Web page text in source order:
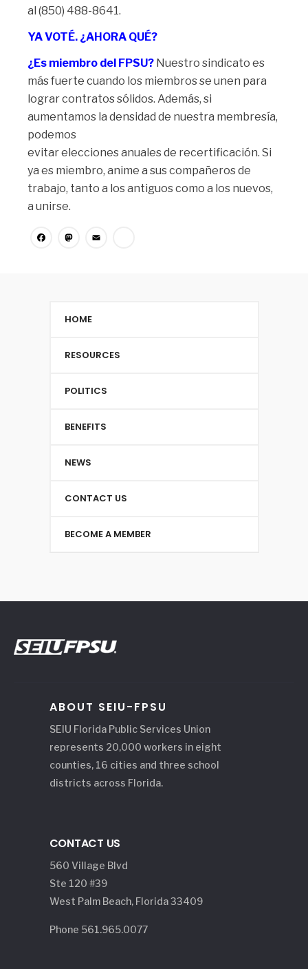
al (850) 488-8641.
YA VOTÉ. ¿AHORA QUÉ?
¿Es miembro del FPSU? Nuestro sindicato es
más fuerte cuando los miembros se unen para
lograr contratos sólidos. Además, si
aumentamos la densidad de nuestra membresía,
podemos
evitar elecciones anuales de recertificación. Si
ya es miembro, anime a sus compañeros de
trabajo, tanto a los antiguos como a los nuevos,
a unirse.
Facebook
Mastodon
HOME
RESOURCES
POLITICS
BENEFITS
NEWS
CONTACT US
BECOME A MEMBER
ABOUT SEIU-FPSU
SEIU Florida Public Services Union
represents 20,000 workers in eight
counties, 16 cities and three school
districts across Florida.
CONTACT US
560 Village Blvd
Ste 120 #39
West Palm Beach, Florida 33409
Phone 561.965.0077